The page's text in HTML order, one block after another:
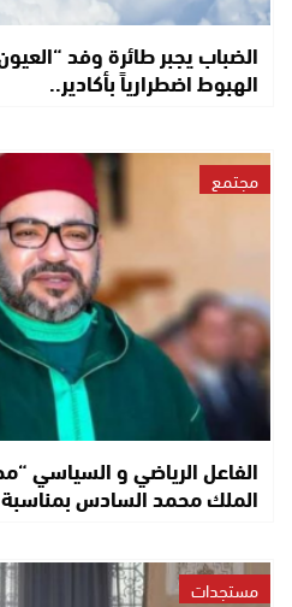
الضباب يجبر طائرة وفد
الهبوط اضطرارياً بأكادير..
مجتمع
الفاعل الرياضي و السياسي
الملك محمد السادس
مستجدات